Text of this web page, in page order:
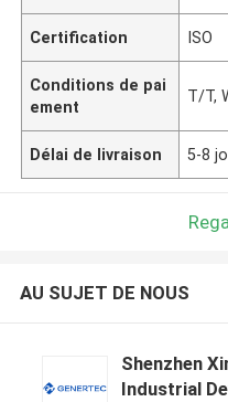
Certification ISO
Conditions de pai
ement
T/T,
Délai de livraison 5-8
AU SUJET DE NOUS
Shenzhen
Industrial